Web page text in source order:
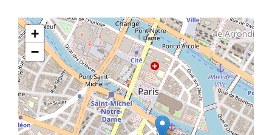
+
−